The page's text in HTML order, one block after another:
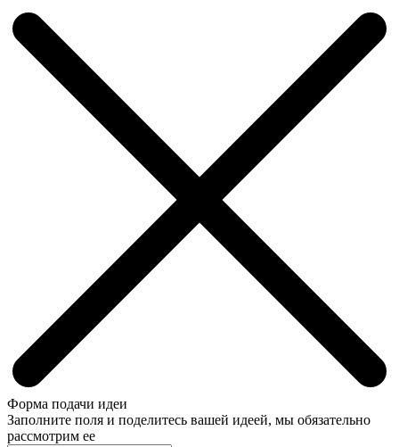
Форма подачи идеи
Заполните поля и поделитесь вашей идеей, мы обязательно
рассмотрим ее